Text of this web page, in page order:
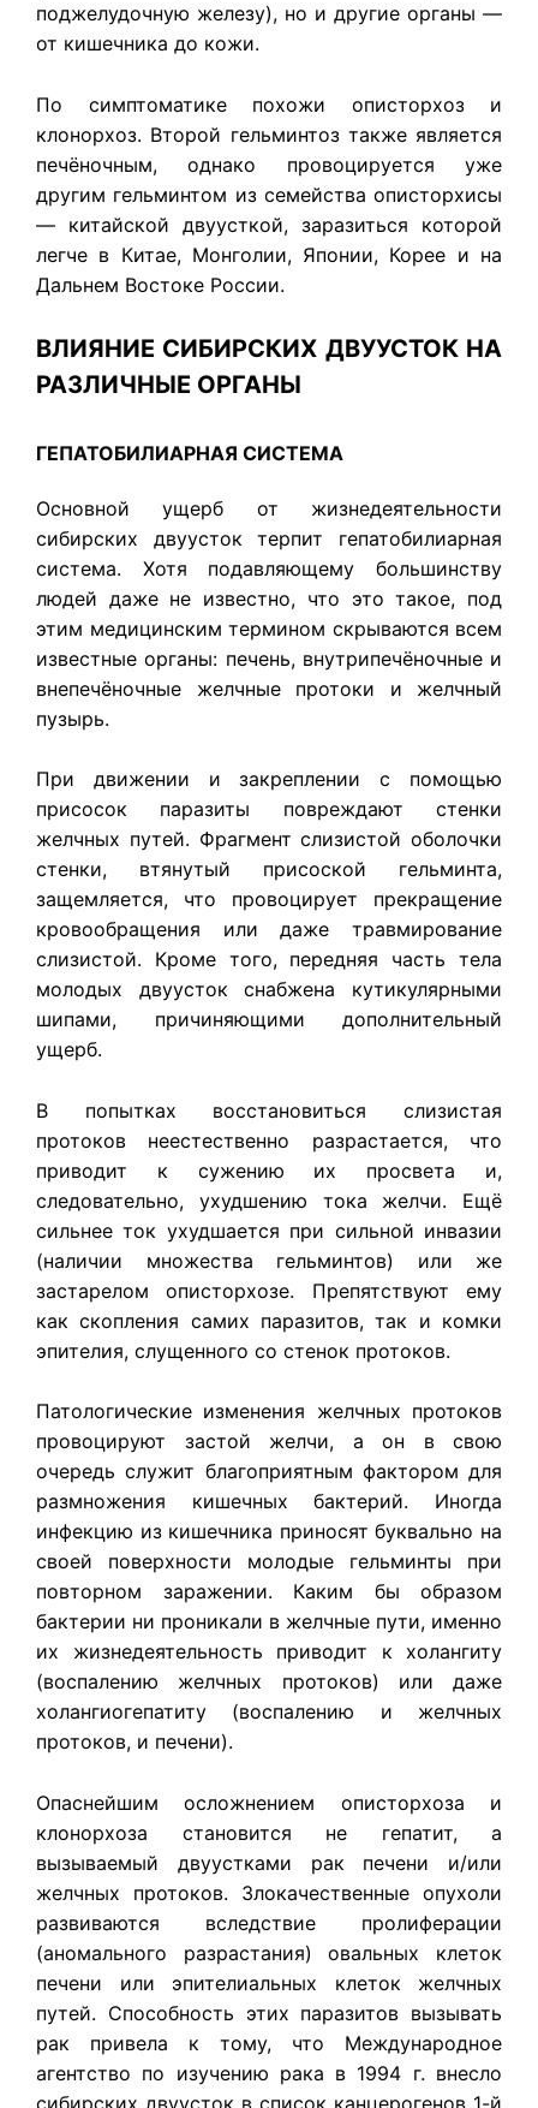
поджелудочную железу), но и другие органы —
от кишечника до кожи.
По симптоматике похожи описторхоз и
клонорхоз. Второй гельминтоз также является
печёночным, однако провоцируется уже
другим гельминтом из семейства описторхисы
— китайской двуусткой, заразиться которой
легче в Китае, Монголии, Японии, Корее и на
Дальнем Востоке России.
ВЛИЯНИЕ СИБИРСКИХ ДВУУСТОК НА
РАЗЛИЧНЫЕ ОРГАНЫ
ГЕПАТОБИЛИАРНАЯ СИСТЕМА
Основной ущерб от жизнедеятельности
сибирских двуусток терпит гепатобилиарная
система. Хотя подавляющему большинству
людей даже не известно, что это такое, под
этим медицинским термином скрываются всем
известные органы: печень, внутрипечёночные и
внепечёночные желчные протоки и желчный
пузырь.
При движении и закреплении с помощью
присосок паразиты повреждают стенки
желчных путей. Фрагмент слизистой оболочки
стенки, втянутый присоской гельминта,
защемляется, что провоцирует прекращение
кровообращения или даже травмирование
слизистой. Кроме того, передняя часть тела
молодых двуусток снабжена кутикулярными
шипами, причиняющими дополнительный
ущерб.
В попытках восстановиться слизистая
протоков неестественно разрастается, что
приводит к сужению их просвета и,
следовательно, ухудшению тока желчи. Ещё
сильнее ток ухудшается при сильной инвазии
(наличии множества гельминтов) или же
застарелом описторхозе. Препятствуют ему
как скопления самих паразитов, так и комки
эпителия, слущенного со стенок протоков.
Патологические изменения желчных протоков
провоцируют застой желчи, а он в свою
очередь служит благоприятным фактором для
размножения кишечных бактерий. Иногда
инфекцию из кишечника приносят буквально на
своей поверхности молодые гельминты при
повторном заражении. Каким бы образом
бактерии ни проникали в желчные пути, именно
их жизнедеятельность приводит к холангиту
(воспалению желчных протоков) или даже
холангиогепатиту (воспалению и желчных
протоков, и печени).
Опаснейшим осложнением описторхоза и
клонорхоза становится не гепатит, а
вызываемый двуустками рак печени и/или
желчных протоков. Злокачественные опухоли
развиваются вследствие пролиферации
(аномального разрастания) овальных клеток
печени или эпителиальных клеток желчных
путей. Способность этих паразитов вызывать
рак привела к тому, что Международное
агентство по изучению рака в 1994 г. внесло
сибирских двуусток в список канцерогенов 1-й